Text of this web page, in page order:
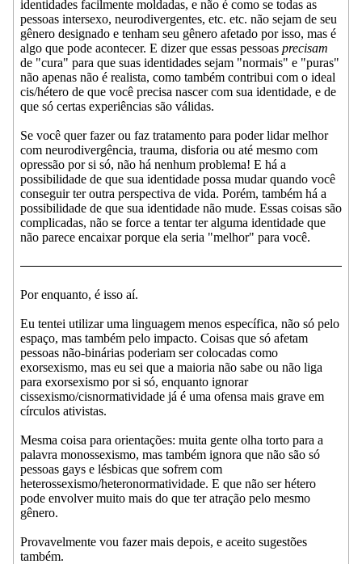
identidades facilmente moldadas, e não é como se todas as
pessoas intersexo, neurodivergentes, etc. etc. não sejam de seu
gênero designado e tenham seu gênero afetado por isso, mas é
algo que pode acontecer. E dizer que essas pessoas precisam
de "cura" para que suas identidades sejam "normais" e "puras"
não apenas não é realista, como também contribui com o ideal
cis/hétero de que você precisa nascer com sua identidade, e de
que só certas experiências são válidas.
Se você quer fazer ou faz tratamento para poder lidar melhor
com neurodivergência, trauma, disforia ou até mesmo com
opressão por si só, não há nenhum problema! E há a
possibilidade de que sua identidade possa mudar quando você
conseguir ter outra perspectiva de vida. Porém, também há a
possibilidade de que sua identidade não mude. Essas coisas são
complicadas, não se force a tentar ter alguma identidade que
não parece encaixar porque ela seria "melhor" para você.
Por enquanto, é isso aí.
Eu tentei utilizar uma linguagem menos específica, não só pelo
espaço, mas também pelo impacto. Coisas que só afetam
pessoas não-binárias poderiam ser colocadas como
exorsexismo, mas eu sei que a maioria não sabe ou não liga
para exorsexismo por si só, enquanto ignorar
cissexismo/cisnormatividade já é uma ofensa mais grave em
círculos ativistas.
Mesma coisa para orientações: muita gente olha torto para a
palavra monossexismo, mas também ignora que não são só
pessoas gays e lésbicas que sofrem com
heterossexismo/heteronormatividade. E que não ser hétero
pode envolver muito mais do que ter atração pelo mesmo
gênero.
Provavelmente vou fazer mais depois, e aceito sugestões
também.